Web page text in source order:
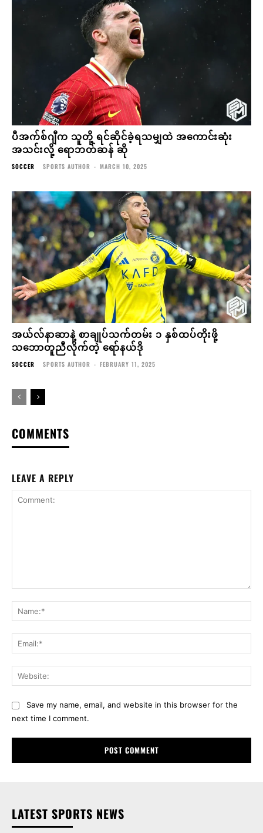
ပီအက်စ်ဂျီက သူတို့ ရင်ဆိုင်ခဲ့ရသမျှထဲ အကောင်းဆုံး
အသင်းလို့ ရောဘတ်ဆန် ဆို
SOCCER SPORTS AUTHOR - MARCH 10, 2025
အယ်လ်နာဆာနဲ့ စာချုပ်သက်တမ်း ၁ နှစ်ထပ်တိုးဖို့
သဘောတူညီလိုက်တဲ့ ရော်နယ်ဒို
SOCCER SPORTS AUTHOR - FEBRUARY 11, 2025
COMMENTS
LEAVE A REPLY
Save my name, email, and website in this browser for the
next time I comment.
LATEST SPORTS NEWS